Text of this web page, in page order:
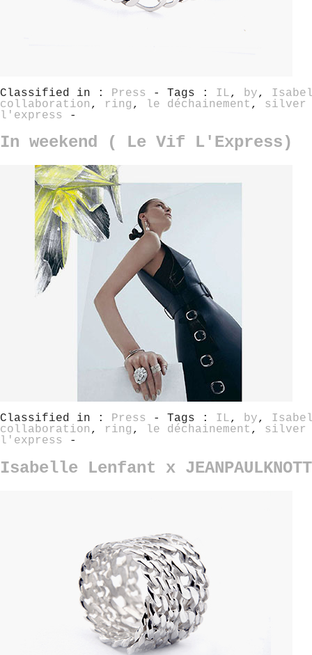
Classified in : Press - Tags : IL, by,
collaboration , ring , le déchainement , silver
l'express
-
In weekend ( Le Vif L'Express)
Classified in : Press - Tags : IL, by,
collaboration , ring , le déchainement , silver
l'express
-
Isabelle Lenfant x